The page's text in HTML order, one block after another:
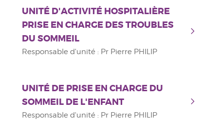
UNITÉ D'ACTIVITÉ HOSPITALIÈRE
PRISE EN CHARGE DES TROUBLES
DU SOMMEIL
Responsable d'unité : Pr Pierre PHILIP
UNITÉ DE PRISE EN CHARGE DU
SOMMEIL DE L'ENFANT
Responsable d'unité : Pr Pierre PHILIP